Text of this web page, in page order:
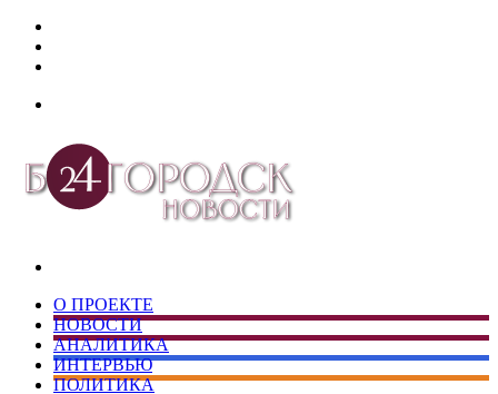
О ПРОЕКТЕ
НОВОСТИ
АНАЛИТИКА
ИНТЕРВЬЮ
ПОЛИТИКА